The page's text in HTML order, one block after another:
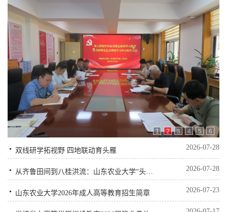
1 2 3 4 5 6
双线研学拓视野 四地联动育头雁 2026-07-28
2026-07-28
山东农业大学2026年成人高等教育招生简章 2026-07-23